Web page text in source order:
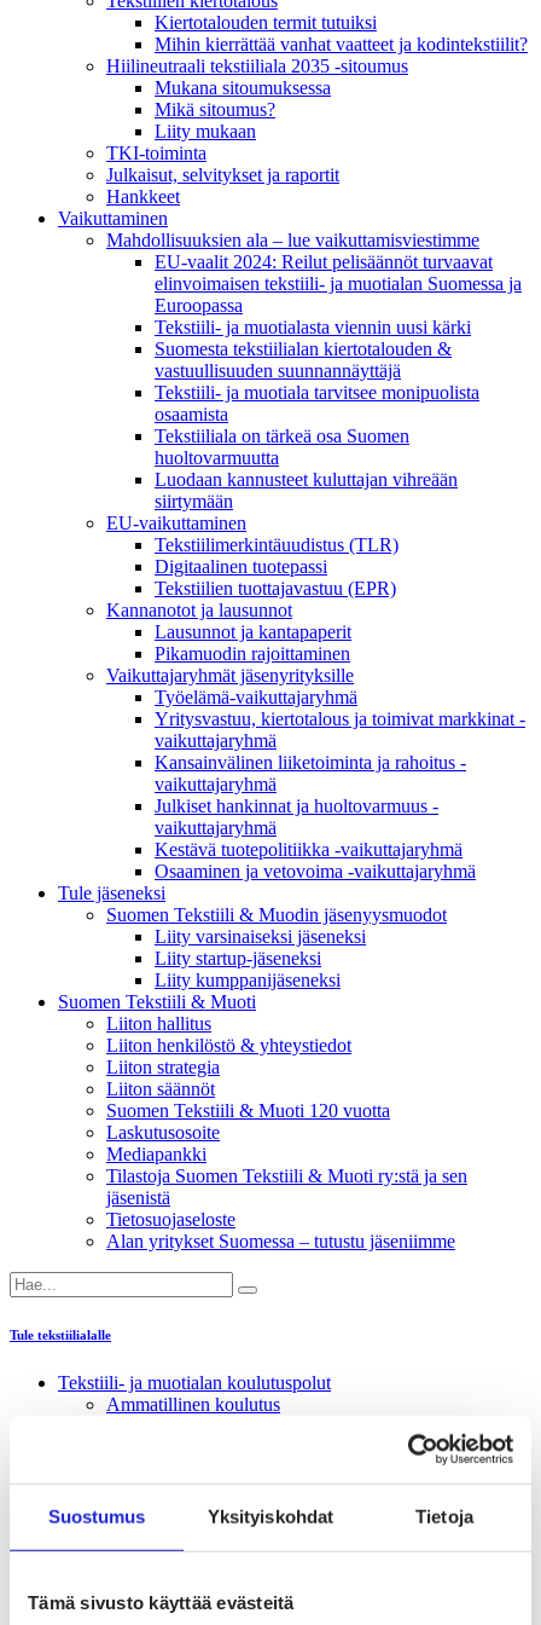
Suostumus Yksityiskohdat Tietoja
Tämä sivusto käyttää evästeitä
Kiertotalouden termit tutuiksi
Mihin kierrättää vanhat vaatteet ja kodintekstiilit?
Hiilineutraali tekstiiliala 2035 -sitoumus
Mukana sitoumuksessa
Mikä sitoumus?
Liity mukaan
TKI-toiminta
Julkaisut, selvitykset ja raportit
Hankkeet
Vaikuttaminen
Mahdollisuuksien ala – lue vaikuttamis­viestimme
EU-vaalit 2024: Reilut pelisäännöt turvaavat
elinvoimaisen tekstiili- ja muotialan Suomessa ja
Euroopassa
Tekstiili- ja muotialasta viennin uusi kärki
Suomesta tekstiilialan kiertotalouden &
vastuullisuuden suunnannäyttäjä
Tekstiili- ja muotiala tarvitsee monipuolista
osaamista
Tekstiiliala on tärkeä osa Suomen
huoltovarmuutta
Luodaan kannusteet kuluttajan vihreään
siirtymään
EU-vaikuttaminen
Tekstiilimerkintäuudistus (TLR)
Digitaalinen tuotepassi
Tekstiilien tuottajavastuu (EPR)
Kannanotot ja lausunnot
Lausunnot ja kantapaperit
Pikamuodin rajoittaminen
Vaikuttajaryhmät jäsenyrityksille
Työelämä-vaikuttajaryhmä
Yritysvastuu, kiertotalous ja toimivat markkinat -
vaikuttajaryhmä
Kansainvälinen liiketoiminta ja rahoitus -
vaikuttajaryhmä
Julkiset hankinnat ja huoltovarmuus -
vaikuttajaryhmä
Kestävä tuotepolitiikka​ -vaikuttajaryhmä
Osaaminen ja vetovoima -vaikuttajaryhmä
Tule jäseneksi
Suomen Tekstiili & Muodin jäsenyysmuodot
Liity varsinaiseksi jäseneksi
Liity startup-jäseneksi
Liity kumppani­jäseneksi
Suomen Tekstiili & Muoti
Liiton hallitus
Liiton henkilöstö & yhteystiedot
Liiton strategia
Liiton säännöt
Suomen Tekstiili & Muoti 120 vuotta
Laskutusosoite
Mediapankki
Tilastoja Suomen Tekstiili & Muoti ry:stä ja sen
jäsenistä
Tietosuojaseloste
Alan yritykset Suomessa – tutustu jäseniimme
Tule tekstiilialalle
Tekstiili- ja muotialan koulutuspolut
Ammatillinen koulutus
Tekstiili- ja muotialan ammatteja
Osaamistarpeet
Tietoa tekstiili- ja muotialasta opinto-ohjaajille